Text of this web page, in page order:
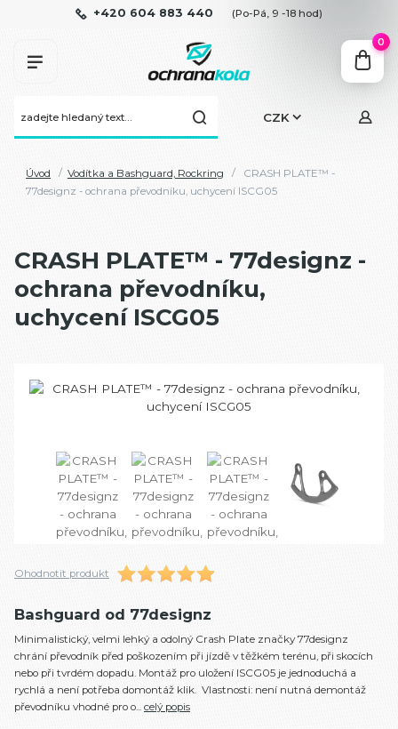
CZK
+420 604 883 440 (Po-Pá, 9 -18 hod)
0
Úvod Vodítka a Bashguard, Rockring
CRASH PLATE™ -
77designz - ochrana převodníku, uchycení ISCG05
CRASH PLATE™ - 77designz -
ochrana převodníku,
uchycení ISCG05
Ohodnotit produkt
Bashguard od 77designz
Minimalistický, velmi lehký a odolný Crash Plate značky 77designz
chrání převodník před poškozením při jízdě v těžkém terénu, při skocích
nebo při tvrdém dopadu. Montáž pro uložení ISCG05 je jednoduchá a
rychlá a není potřeba domontáž klik. Vlastnosti: není nutná demontáž
převodníku vhodné pro o... celý popis